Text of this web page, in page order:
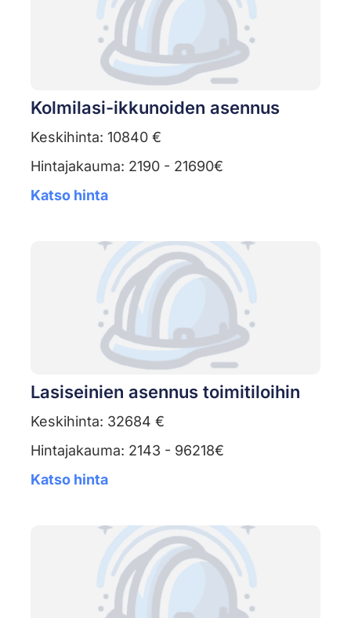
Kolmilasi-ikkunoiden asennus
Keskihinta: 10840 €
Hintajakauma: 2190 - 21690€
Katso hinta
Lasiseinien asennus toimitiloihin
Keskihinta: 32684 €
Hintajakauma: 2143 - 96218€
Katso hinta